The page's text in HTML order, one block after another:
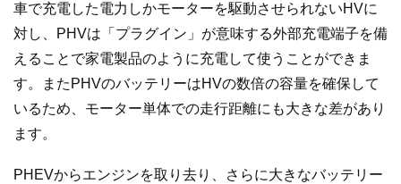
車で充電した電力しかモーターを駆動させられないHVに
対し、PHVは「プラグイン」が意味する外部充電端子を備
えることで家電製品のように充電して使うことができま
す。またPHVのバッテリーはHVの数倍の容量を確保して
いるため、モーター単体での走行距離にも大きな差があり
ます。
PHEVからエンジンを取り去り、さらに大きなバッテリー